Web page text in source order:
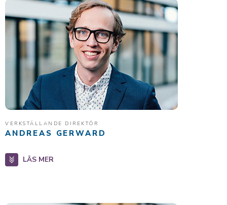
VERKSTÄLLANDE DIREKTÖR
ANDREAS GERWARD
LÄS MER